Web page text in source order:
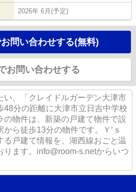
2026年 6月(予定)
問い合わせする(無料)
お問い合わせする
い、「クレイドルガーデン大津市
48分の距離に大津市立日吉中学校
の物件は、新築の戸建て物件で設
から徒歩13分の物件です。Ｙ‘ｓ
る戸建て情報を、湖西線おごと温
ります。info@room-s.netからいつ